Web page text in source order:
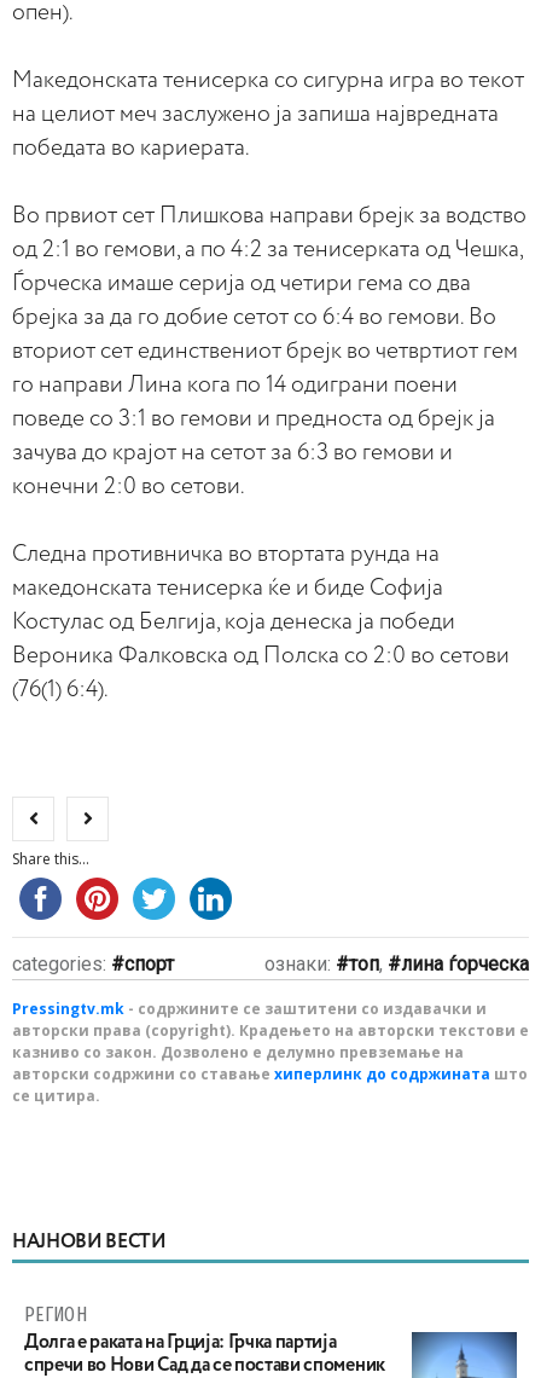
опен).
Македонската тенисерка со сигурна игра во текот
на целиот меч заслужено ја запиша највредната
победата во кариерата.
Во првиот сет Плишкова направи брејк за водство
од 2:1 во гемови, а по 4:2 за тенисерката од Чешка,
Ѓорческа имаше серија од четири гема со два
брејка за да го добие сетот со 6:4 во гемови. Во
вториот сет единствениот брејк во четвртиот гем
го направи Лина кога по 14 одиграни поени
поведе со 3:1 во гемови и предноста од брејк ја
зачува до крајот на сетот за 6:3 во гемови и
конечни 2:0 во сетови.
Следна противничка во втортата рунда на
македонската тенисерка ќе и биде Софија
Костулас од Белгија, која денеска ја победи
Вероника Фалковска од Полска со 2:0 во сетови
(76(1) 6:4).
Share this...
categories: спорт ознаки: топ, лина ѓорческа
Pressingtv.mk - содржините се заштитени со издавачки и
авторски права (copyright). Крадењето на авторски текстови е
казниво со закон. Дозволено е делумно превземање на
авторски содржини со ставање хиперлинк до содржината што
се цитира.
НАЈНОВИ ВЕСТИ
РЕГИОН
Долга е раката на Грција: Грчка партија
спречи во Нови Сад да се постави споменик